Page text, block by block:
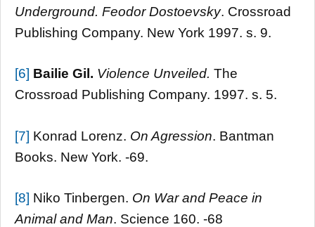
Underground. Feodor Dostoevsky. Crossroad
Publishing Company. New York 1997. s. 9.
[6] Bailie Gil. Violence Unveiled. The
Crossroad Publishing Company. 1997. s. 5.
[7] Konrad Lorenz. On Agression. Bantman
Books. New York. -69.
[8] Niko Tinbergen. On War and Peace in
Animal and Man. Science 160. -68